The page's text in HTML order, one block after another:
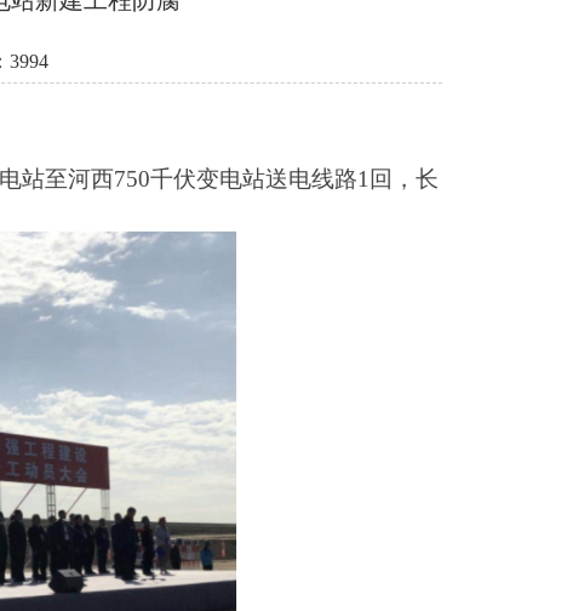
3994
站至河西750千伏变电站送电线路1回，长